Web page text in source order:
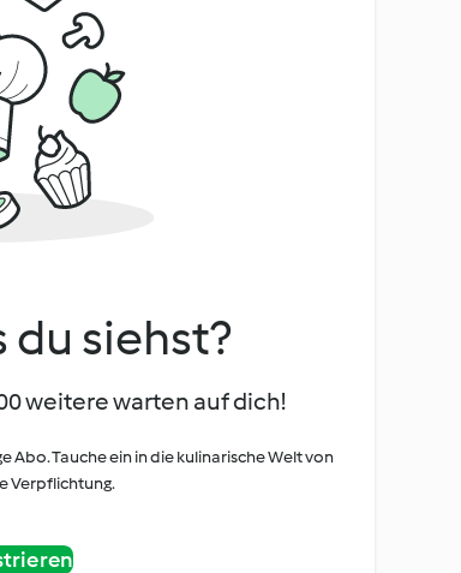
du siehst?
weitere warten auf dich!
Abo. Tauche ein in die kulinarische Welt von
Verpflichtung.